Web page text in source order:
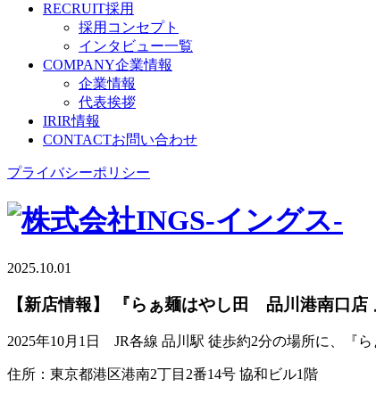
RECRUIT採用
採用コンセプト
インタビュー一覧
COMPANY企業情報
企業情報
代表挨拶
IRIR情報
CONTACTお問い合わせ
プライバシーポリシー
2025.10.01
【新店情報】 『らぁ麺はやし田 品川港南口店
2025年10月1日 JR各線 品川駅 徒歩約2分の場所に、『
住所：東京都港区港南2丁目2番14号 協和ビル1階